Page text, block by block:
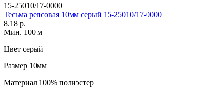
15-25010/17-0000
Тесьма репсовая 10мм серый 15-25010/17-0000
8.18 р.
Мин. 100 м
Цвет серый
Размер 10мм
Материал 100% полиэстер